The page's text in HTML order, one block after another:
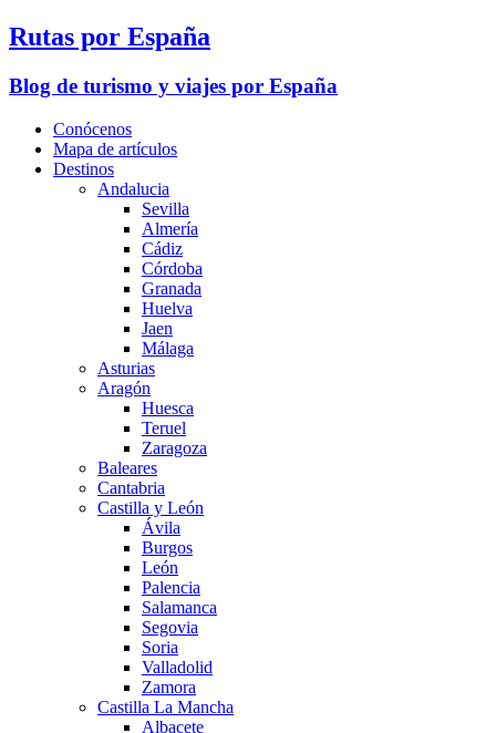
Rutas por España
Blog de turismo y viajes por España
Conócenos
Mapa de artículos
Destinos
Andalucia
Sevilla
Almería
Cádiz
Córdoba
Granada
Huelva
Jaen
Málaga
Asturias
Aragón
Huesca
Teruel
Zaragoza
Baleares
Cantabria
Castilla y León
Ávila
Burgos
León
Palencia
Salamanca
Segovia
Soria
Valladolid
Zamora
Castilla La Mancha
Albacete